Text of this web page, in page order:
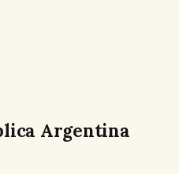
Argentina